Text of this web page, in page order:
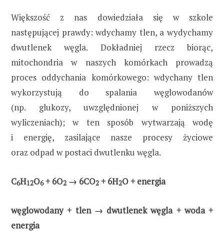
Większość z nas dowiedziała się w szkole
następującej prawdy: wdychamy tlen, a wydychamy
dwutlenek węgla. Dokładniej rzecz biorąc,
mitochondria w naszych komórkach prowadzą
proces oddychania komórkowego: wdychany tlen
wykorzystują do spalania węglowodanów
(np. glukozy, uwzględnionej w poniższych
wyliczeniach); w ten sposób wytwarzają wodę
i energię, zasilające nasze procesy życiowe
oraz odpad w postaci dwutlenku węgla.
C6H12O6+ 6O2 → 6CO2 + 6H2O + energia
węglowodany + tlen → dwutlenek węgla + woda +
energia